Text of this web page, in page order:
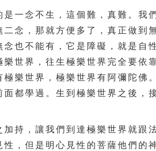
156
161
166
171
181
一念不生，這個難，真難。我
念，那就方便多了，真正做到
也不能有，它是障礙，就是自
世界，往生極樂世界完全要依
樂世界，極樂世界有阿彌陀佛
都學過。生到極樂世界之後，
持，讓我們到達極樂世界就跟
，但是明心見性的菩薩他們的